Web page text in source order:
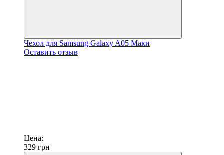
Чехол для Samsung Galaxy A05 Маки
Оставить отзыв
Цена:
329 грн